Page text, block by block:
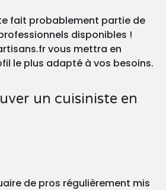
fait probablement partie de
disponibles !
vous mettra en
le plus adapté à vos besoins.
un cuisiniste en
de pros régulièrement mis